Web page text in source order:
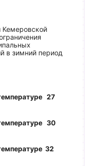
Кемеровской
в зимний период
27
30
32